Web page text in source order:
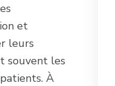
et
leurs
souvent les
À